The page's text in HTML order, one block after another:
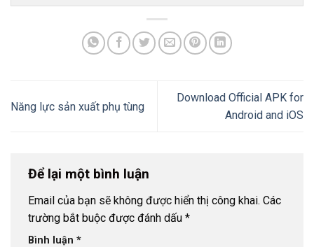
Năng lực sản xuất phụ tùng
Download Official APK for
Android and iOS
Để lại một bình luận
Email của bạn sẽ không được hiển thị công khai. Các
trường bắt buộc được đánh dấu *
Bình luận *